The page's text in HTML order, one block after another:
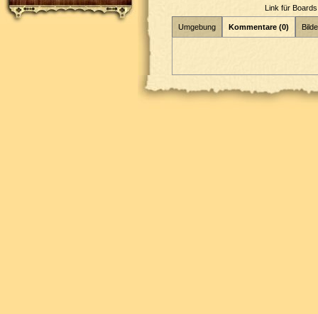
Link für
Umgebung Kommentare (0)